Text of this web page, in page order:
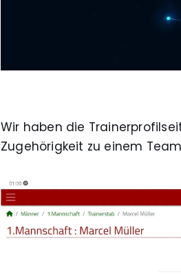
Wir haben die
Zugehörigkeit zu einem